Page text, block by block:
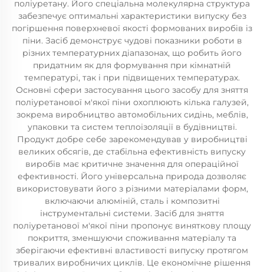
поліуретану. Його спеціальна молекулярна структура
забезпечує оптимальні характеристики випуску без
погіршення поверхневої якості формованих виробів із
піни. Засіб демонструє чудові показники роботи в
різних температурних діапазонах, що робить його
придатним як для формування при кімнатній
температурі, так і при підвищених температурах.
Основні сфери застосування цього засобу для зняття
поліуретанової м'якої піни охоплюють кілька галузей,
зокрема виробництво автомобільних сидінь, меблів,
упаковки та систем теплоізоляції в будівництві.
Продукт добре себе зарекомендував у виробництві
великих обсягів, де стабільна ефективність випуску
виробів має критичне значення для операційної
ефективності. Його універсальна природа дозволяє
використовувати його з різними матеріалами форм,
включаючи алюміній, сталь і композитні
інструментальні системи. Засіб для зняття
поліуретанової м'якої піни пропонує виняткову площу
покриття, зменшуючи споживання матеріалу та
зберігаючи ефективні властивості випуску протягом
тривалих виробничих циклів. Це економічне рішення